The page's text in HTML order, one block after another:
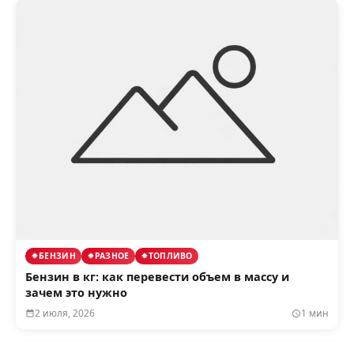
БЕНЗИН РАЗНОЕ ТОПЛИВО
Бензин в кг: как перевести объем в массу и
зачем это нужно
2 июля, 2026 1 мин